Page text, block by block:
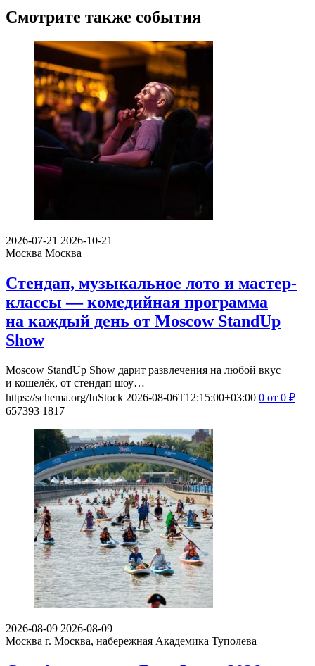
Смотрите также события
2026-07-21 2026-10-21
Москва Москва
Стендап, музыкальное лото и мастер-
классы — комедийная программа
на каждый день от Moscow StandUp
Show
Moscow StandUp Show дарит развлечения на любой вкус
и кошелёк, от стендап шоу…
https://schema.org/InStock 2026-08-06T12:15:00+03:00 0 от 0 ₽
657393 1817
2026-08-09 2026-08-09
Москва г. Москва, набережная Академика Туполева